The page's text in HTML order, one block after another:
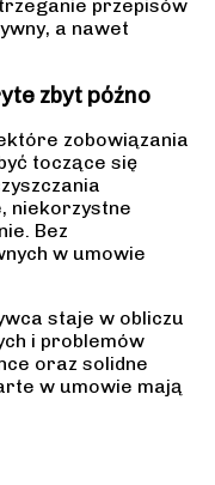
przepisów
a nawet
zbyt późno
zobowiązania
toczące się
niekorzystne
Bez
w umowie
staje w obliczu
i problemów
oraz solidne
w umowie mają